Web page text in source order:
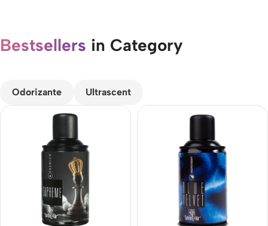
Bestsellers in Category​
Odorizante Ultrascent